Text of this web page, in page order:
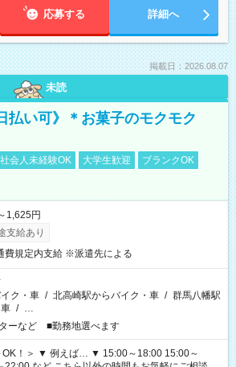
応募する 詳細へ
掲載日：2026.08.07
未読
払い可》＊お菓子のモクモク
社会人未経験OK 大学生歓迎
ブランクOK
1,625円
支給あり
費規定内支給 ※派遣先による
ク・車 / 北高崎駅からバイク・車 / 群馬八幡駅
/ …
ーなど ■勤務地選べます
～18:00 15:00～